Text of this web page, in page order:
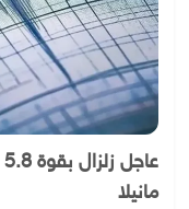
مانيلا